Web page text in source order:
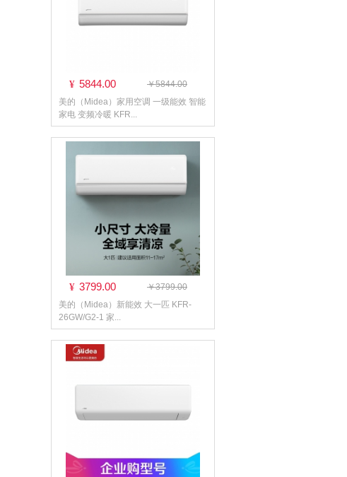
¥ 5844.00
￥5844.00
美的（Midea）家用空调 一级能效 智能
家电 变频冷暖 KFR...
¥ 3799.00
￥3799.00
美的（Midea）新能效 大一匹 KFR-
26GW/G2-1 家...